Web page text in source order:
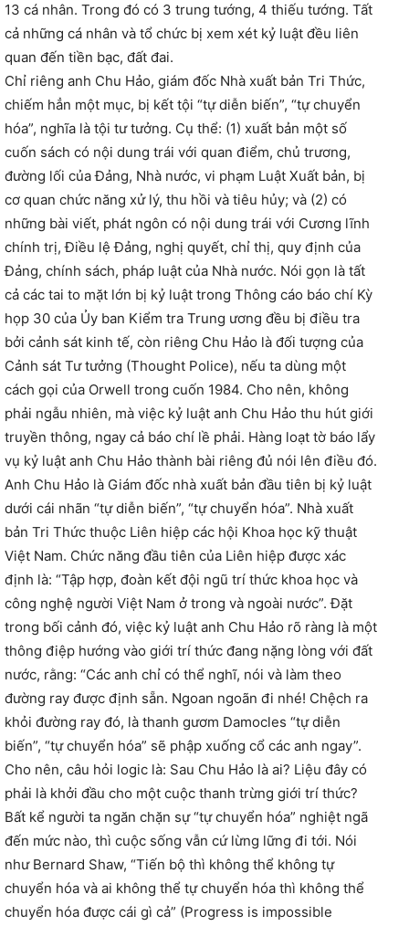
13 cá nhân. Trong đó có 3 trung tướng, 4 thiếu tướng. Tất
cả những cá nhân và tổ chức bị xem xét kỷ luật đều liên
quan đến tiền bạc, đất đai.
Chỉ riêng anh Chu Hảo, giám đốc Nhà xuất bản Tri Thức,
chiếm hẳn một mục, bị kết tội “tự diễn biến”, “tự chuyển
hóa”, nghĩa là tội tư tưởng. Cụ thể: (1) xuất bản một số
cuốn sách có nội dung trái với quan điểm, chủ trương,
đường lối của Đảng, Nhà nước, vi phạm Luật Xuất bản, bị
cơ quan chức năng xử lý, thu hồi và tiêu hủy; và (2) có
những bài viết, phát ngôn có nội dung trái với Cương lĩnh
chính trị, Điều lệ Đảng, nghị quyết, chỉ thị, quy định của
Đảng, chính sách, pháp luật của Nhà nước. Nói gọn là tất
cả các tai to mặt lớn bị kỷ luật trong Thông cáo báo chí Kỳ
họp 30 của Ủy ban Kiểm tra Trung ương đều bị điều tra
bởi cảnh sát kinh tế, còn riêng Chu Hảo là đối tượng của
Cảnh sát Tư tưởng (Thought Police), nếu ta dùng một
cách gọi của Orwell trong cuốn 1984. Cho nên, không
phải ngẫu nhiên, mà việc kỷ luật anh Chu Hảo thu hút giới
truyền thông, ngay cả báo chí lề phải. Hàng loạt tờ báo lẩy
vụ kỷ luật anh Chu Hảo thành bài riêng đủ nói lên điều đó.
Anh Chu Hảo là Giám đốc nhà xuất bản đầu tiên bị kỷ luật
dưới cái nhãn “tự diễn biến”, “tự chuyển hóa”. Nhà xuất
bản Tri Thức thuộc Liên hiệp các hội Khoa học kỹ thuật
Việt Nam. Chức năng đầu tiên của Liên hiệp được xác
định là: “Tập hợp, đoàn kết đội ngũ trí thức khoa học và
công nghệ người Việt Nam ở trong và ngoài nước”. Đặt
trong bối cảnh đó, việc kỷ luật anh Chu Hảo rõ ràng là một
thông điệp hướng vào giới trí thức đang nặng lòng với đất
nước, rằng: “Các anh chỉ có thể nghĩ, nói và làm theo
đường ray được định sẵn. Ngoan ngoãn đi nhé! Chệch ra
khỏi đường ray đó, là thanh gươm Damocles “tự diễn
biến”, “tự chuyển hóa” sẽ phập xuống cổ các anh ngay”.
Cho nên, câu hỏi logic là: Sau Chu Hảo là ai? Liệu đây có
phải là khởi đầu cho một cuộc thanh trừng giới trí thức?
Bất kể người ta ngăn chặn sự “tự chuyển hóa” nghiệt ngã
đến mức nào, thì cuộc sống vẫn cứ lừng lững đi tới. Nói
như Bernard Shaw, “Tiến bộ thì không thể không tự
chuyển hóa và ai không thể tự chuyển hóa thì không thể
chuyển hóa được cái gì cả” (Progress is impossible